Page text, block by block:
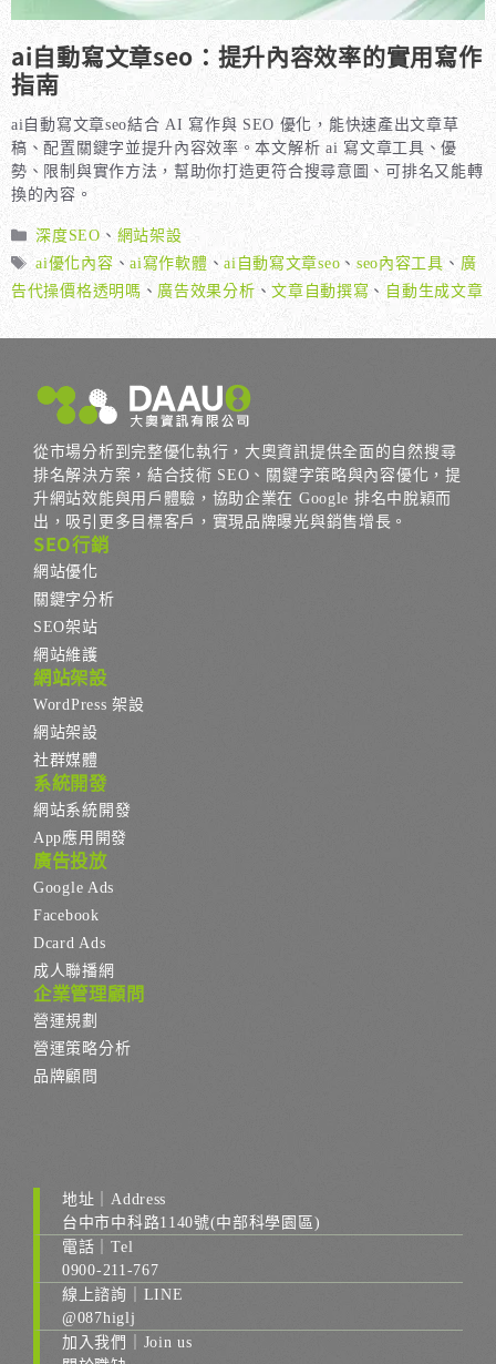
ai自動寫文章seo：提升內容效率的實用寫作
指南
ai自動寫文章seo結合 AI 寫作與 SEO 優化，能快速產出文章草
稿、配置關鍵字並提升內容效率。本文解析 ai 寫文章工具、優
勢、限制與實作方法，幫助你打造更符合搜尋意圖、可排名又能轉
換的內容。
分
類
深度SEO 、 網站架設
標
籤
ai優化內容 、ai寫作軟體 、ai自動寫文章seo 、 seo內容工具 、 廣
告代操價格透明嗎 、 廣告效果分析、文章自動撰寫 、自動生成文章
從市場分析到完整優化執行，大奧資訊提供全面的自然搜尋
排名解決方案，結合技術 SEO、關鍵字策略與內容優化，提
升網站效能與用戶體驗，協助企業在 Google 排名中脫穎而
出，吸引更多目標客戶，實現品牌曝光與銷售增長。
SEO行銷
網站優化
關鍵字分析
SEO架站
網站維護
網站架設
WordPress 架設
網站架設
社群媒體
系統開發
網站系統開發
App應用開發
廣告投放
Google Ads
Facebook
Dcard Ads
成人聯播網
企業管理顧問
營運規劃
營運策略分析
品牌顧問
地址｜Address
台中市中科路1140號(中部科學園區)
電話｜Tel
0900-211-767
線上諮詢｜LINE
@087higlj
加入我們｜Join us